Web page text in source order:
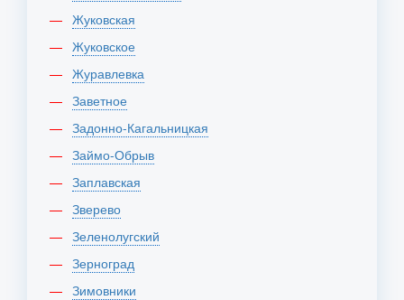
Жуковская
Жуковское
Журавлевка
Заветное
Задонно-Кагальницкая
Займо-Обрыв
Заплавская
Зверево
Зеленолугский
Зерноград
Зимовники